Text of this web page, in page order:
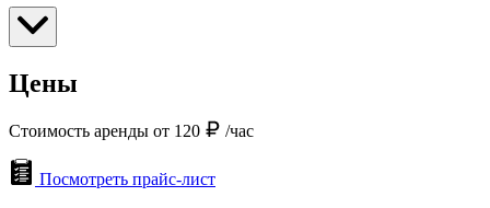
Цены
Стоимость аренды от 120 /час
Посмотреть прайс-лист